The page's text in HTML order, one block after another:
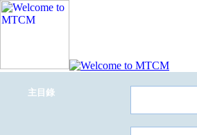
主目錄